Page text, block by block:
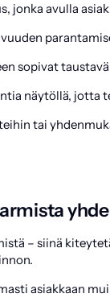
jonka avulla
sopivat
näytöllä,
tai
– siinä
asiakkaan